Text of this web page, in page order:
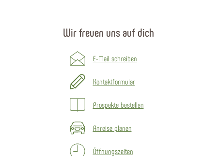
Wir freuen uns auf dich
E-Mail schreiben
Kontaktformular
Prospekte bestellen
Anreise planen
Öffnungszeiten